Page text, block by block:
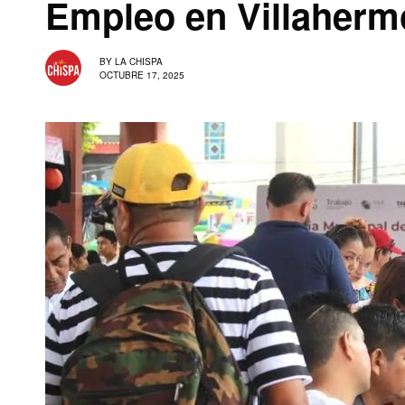
Empleo en
BY LA CHISPA
OCTUBRE 17, 2025